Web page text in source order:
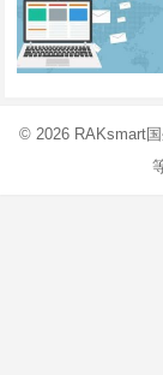
© 2026 RAKsmart